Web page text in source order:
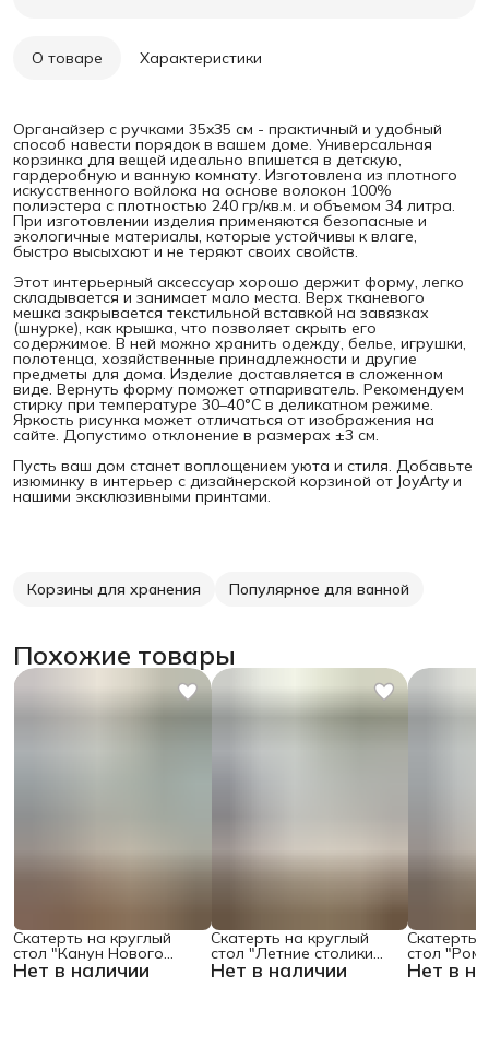
О товаре Характеристики
Органайзер с ручками 35x35 см - практичный и удобный
способ навести порядок в вашем доме. Универсальная
корзинка для вещей идеально впишется в детскую,
гардеробную и ванную комнату. Изготовлена из плотного
искусственного войлока на основе волокон 100%
полиэстера с плотностью 240 гр/кв.м. и объемом 34 литра.
При изготовлении изделия применяются безопасные и
экологичные материалы, которые устойчивы к влаге,
быстро высыхают и не теряют своих свойств.
Этот интерьерный аксессуар хорошо держит форму, легко
складывается и занимает мало места. Верх тканевого
мешка закрывается текстильной вставкой на завязках
(шнурке), как крышка, что позволяет скрыть его
содержимое. В ней можно хранить одежду, белье, игрушки,
полотенца, хозяйственные принадлежности и другие
предметы для дома. Изделие доставляется в сложенном
виде. Вернуть форму поможет отпариватель. Рекомендуем
стирку при температуре 30–40°C в деликатном режиме.
Яркость рисунка может отличаться от изображения на
сайте. Допустимо отклонение в размерах ±3 см.
Пусть ваш дом станет воплощением уюта и стиля. Добавьте
изюминку в интерьер с дизайнерской корзиной от JoyArty и
нашими эксклюзивными принтами.
Корзины для хранения Популярное для ванной
Похожие товары
Нет в наличии
Скатерть на круглый
стол "Канун Нового
Года", 150х150 , серия Нет в наличии
Скатерть на круглый
стол "Летние столики
кафе", 150х150 Нет в
Скатерть
стол
поляне",